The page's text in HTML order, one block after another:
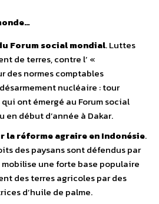
Forum social mondial. Luttes
de terres, contre l’ «
des normes comptables
nucléaire : tour
ont émergé au Forum social
en début d’année à Dakar.
la réforme agraire en Indonésie.
des paysans sont défendus par
mobilise une forte base populaire
des terres agricoles par des
d’huile de palme.